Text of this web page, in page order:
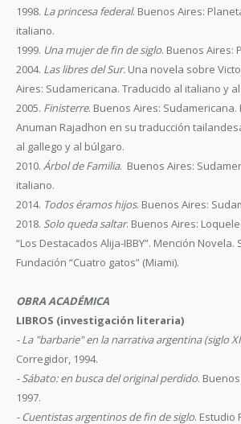
1998. La princesa federal. Buenos Aires:
italiano.
1999. Una mujer de fin de siglo. Buenos Aires:
2004. Las libres del Sur. Una novela sobre
Aires: Sudamericana. Traducido al italiano y
2005. Finisterre. Buenos Aires: Sudamericana.
Anuman Rajadhon en su traducción
al gallego y al búlgaro.
2010. Árbol de Familia. Buenos Aires:
italiano.
2014. Todos éramos hijos. Buenos Aires:
2018. Solo queda saltar. Buenos Aires:
“Los Destacados Alija-IBBY”. Mención
Fundación “Cuatro gatos” (Miami).
OBRA ACADÉMICA
LIBROS (investigación literaria)
- La "barbarie" en la narrativa argentina (siglo
Corregidor, 1994.
- Sábato: en busca del original perdido.
1997.
- Cuentistas argentinos de fin de siglo. Estudio